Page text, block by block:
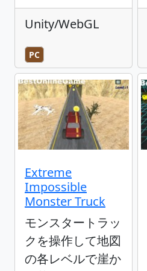
Unity/WebGL
PC
Extreme
Impossible
Monster Truck
モンスタートラッ
クを操作して地図
の各レベルで崖か